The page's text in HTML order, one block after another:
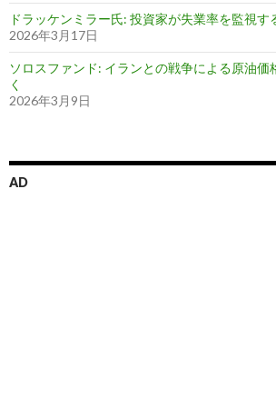
ドラッケンミラー氏: 投資家が失業率を監視す
2026年3月17日
ソロスファンド: イランとの戦争による原油価
く
2026年3月9日
AD